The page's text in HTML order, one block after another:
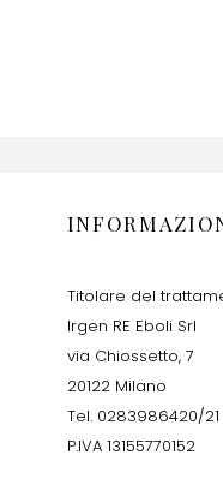
Titolare del
Irgen RE Eboli Srl
via Chiossetto, 7
20122 Milano
Tel. 0283986420/21
P.IVA 13155770152